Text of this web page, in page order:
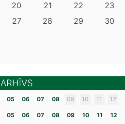
20 21 22
23
27 28 29
30
ARHĪVS
05 06 07 08 09 10 11 12
05 06 07 08 09 10 11 12